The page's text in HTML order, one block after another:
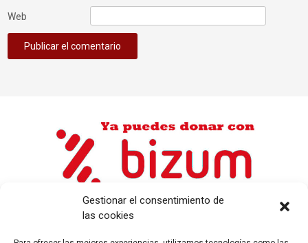
Gestionar el consentimiento de
las cookies
Web